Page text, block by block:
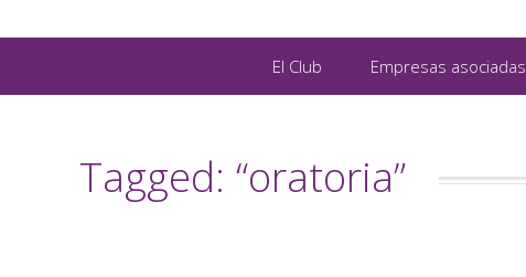
El Club Empresas asociadas
Tagged: “oratoria”